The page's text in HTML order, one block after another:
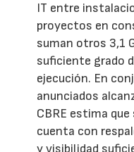
IT entre
proyectos en
suman otros 3,1
suficiente grado
ejecución. En
anunciados
CBRE estima
cuenta con
y visibilidad